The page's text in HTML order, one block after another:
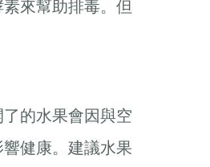
來幫助排毒。但
的水果會因與空
健康。建議水果